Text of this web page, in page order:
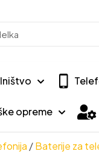
opreme
/ Baterije za